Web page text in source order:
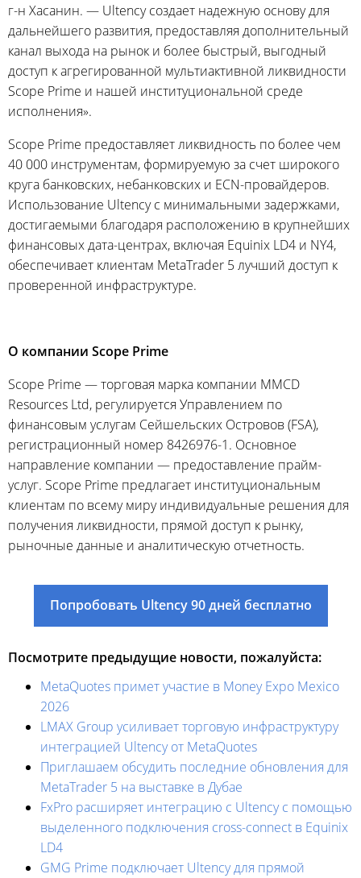
г-н Хасанин. — Ultency создает надежную основу для
дальнейшего развития, предоставляя дополнительный
канал выхода на рынок и более быстрый, выгодный
доступ к агрегированной мультиактивной ликвидности
Scope Prime и нашей институциональной среде
исполнения».
Scope Prime предоставляет ликвидность по более чем
40 000 инструментам, формируемую за счет широкого
круга банковских, небанковских и ECN-провайдеров.
Использование Ultency с минимальными задержками,
достигаемыми благодаря расположению в крупнейших
финансовых дата-центрах, включая Equinix LD4 и NY4,
обеспечивает клиентам MetaTrader 5 лучший доступ к
проверенной инфраструктуре.
О компании Scope Prime
Scope Prime — торговая марка компании MMCD
Resources Ltd, регулируется Управлением по
финансовым услугам Сейшельских Островов (FSA),
регистрационный номер 8426976-1. Основное
направление компании — предоставление прайм-
услуг. Scope Prime предлагает институциональным
клиентам по всему миру индивидуальные решения для
получения ликвидности, прямой доступ к рынку,
рыночные данные и аналитическую отчетность.
Попробовать Ultency 90 дней бесплатно
Посмотрите предыдущие новости, пожалуйста:
MetaQuotes примет участие в Money Expo Mexico
2026
LMAX Group усиливает торговую инфраструктуру
интеграцией Ultency от MetaQuotes
Приглашаем обсудить последние обновления для
MetaTrader 5 на выставке в Дубае
FxPro расширяет интеграцию с Ultency с помощью
выделенного подключения cross-connect в Equinix
LD4
GMG Prime подключает Ultency для прямой